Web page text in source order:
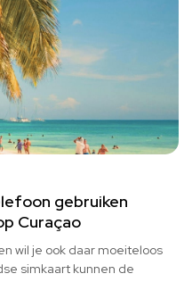
gebruiken
Curaçao
wil je ook daar moeiteloos
simkaart kunnen de